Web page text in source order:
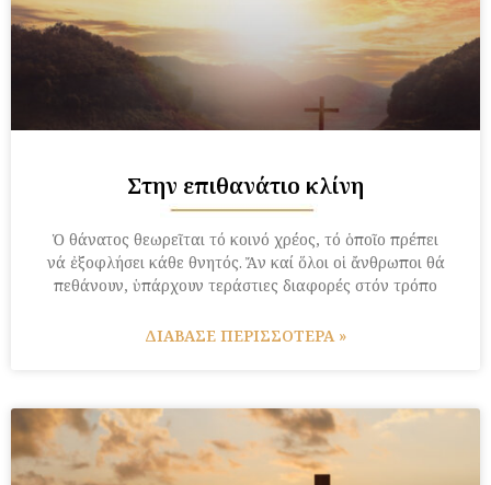
Στην επιθανάτιο κλίνη
Ὁ θάνατος θεωρεῖται τό κοινό χρέος, τό ὁποῖο πρέπει
νά ἐξοφλήσει κάθε θνητός. Ἄν καί ὅλοι οἱ ἄνθρωποι θά
πεθάνουν, ὑπάρχουν τεράστιες διαφορές στόν τρόπο
ΔΙΑΒΑΣΕ ΠΕΡΙΣΣΟΤΕΡΑ »